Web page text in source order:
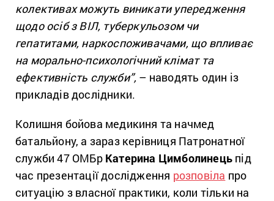
колективах можуть виникати упередження
щодо осіб з ВІЛ, туберкульозом чи
гепатитами, наркоспоживачами, що впливає
на морально-психологічний клімат та
ефективність служби”, – наводять один із
прикладів дослідники.
Колишня бойова медикиня та начмед
батальйону, а зараз керівниця Патронатної
служби 47 ОМБр Катерина Цимболинець під
час презентації дослідження розповіла про
ситуацію з власної практики, коли тільки на